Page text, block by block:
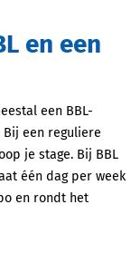
een BBL-
een reguliere
je stage. Bij BBL
één dag per week
en rondt het